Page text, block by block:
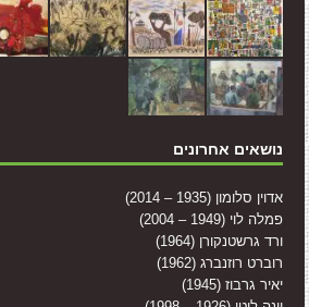
נושאים אחרונים
אדוין סלומון (1935 – 2014)
פמלה לוי (1949 – 2004)
ורד גרשטנקורן (1964)
רוברט רוזנברג (1962)
יאיר גרבוז (1945)